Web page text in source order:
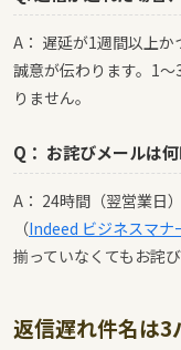
A： 遅延が1週間以上
誠意が伝わります。1
りません。
Q： お詫びメールは
A： 24時間（翌営業日
（Indeed ビジネスマナ
揃っていなくてもお詫
返信遅れ件名は3